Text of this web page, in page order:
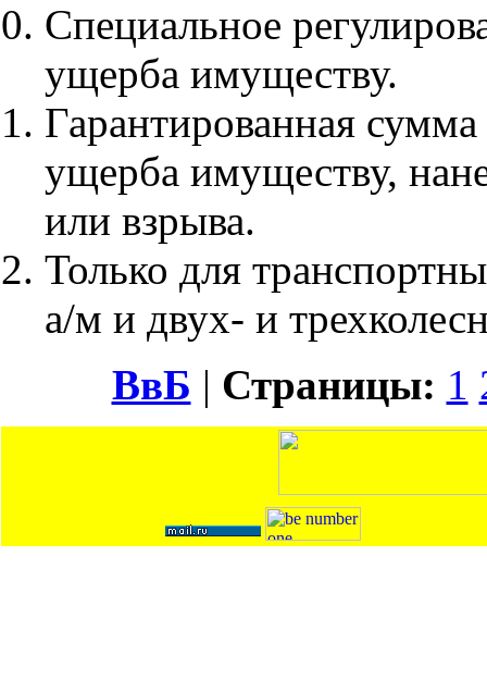
Специальное
ущерба имуществу.
Гарантированная
ущерба имуществу,
или взрыва.
Только для
а/м и двух- и
ВвБ | Страницы: 1